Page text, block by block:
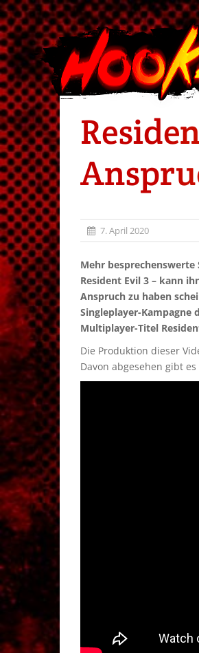
7. April 2020
Mehr
Resident Evil 3 – kann
Anspruch zu haben
Singleplayer-Kampagne
Multiplayer-Titel
Die Produktion dieser
Davon abgesehen gibt es